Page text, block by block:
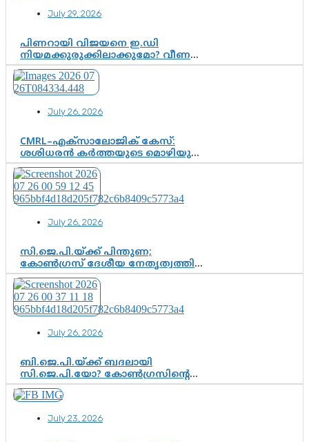
ശോഭാ സുരേന്ദ്രൻ..
July 29, 2026
പിണറായി വിജയനെ ഇ.ഡി
നിയമക്കുരുക്കിലാക്കുമോ? വീണ
വിജയൻ മാപ്പുസാക്ഷിയാകുമോ?
കർത്തയുടെ മൊഴി നിർണായക
വഴിത്തിരിവാകുമോ?
July 26, 2026
CMRL–എക്‌സാലോജിക് കേസ്:
ശശിധരൻ കർത്തയുടെ മൊഴിയുടെ
അടിസ്ഥാനത്തിൽ പിണറായി
വിജയനെ ചോദ്യം ചെയ്യുന്നതിൽ ഉടൻ
തീരുമാനം; വീണയ്‌ക്കെതിരെ
കൂടുതൽ തെളിവുകൾ പരിശോധിച്ച്
July 26, 2026
സി.ജെ.പി.യ്ക്ക് പിന്തുണ;
കോൺഗ്രസ് ദേശീയ നേതൃത്വത്തിൽ
ആശങ്കയോ? പാർട്ടിക്കുള്ളിൽ
ഭിന്നാഭിപ്രായമെന്ന വിലയിരുത്തൽ
July 26, 2026
ബി.ജെ.പി.യ്ക്ക് ബദലായി
സി.ജെ.പി.യോ? കോൺഗ്രസിന്റെ
രാഷ്ട്രീയ ഇടം കൈവശപ്പെടുത്താൻ
സിജെപി ഉയർന്നുകഴിഞ്ഞോ?
വഴിത്തിരിവ്
July 23, 2026